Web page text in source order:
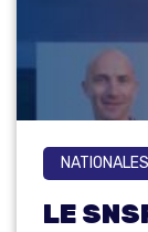
NATIONALES
LE